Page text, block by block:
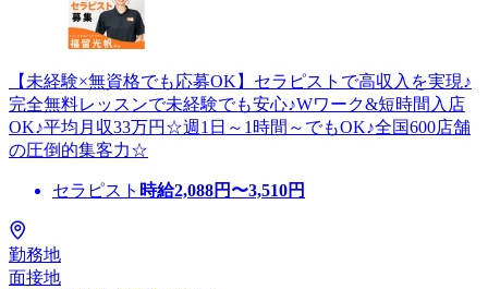
【未経験×無資格でも応募OK】セラピストで高収入を実現♪
完全無料レッスンで未経験でも安心♪Wワーク&短時間入店
OK♪平均月収33万円☆週1日～1時間～でもOK♪全国600店舗
の圧倒的集客力☆
セラピスト 時給2,088円〜3,510円
勤務地
面接地